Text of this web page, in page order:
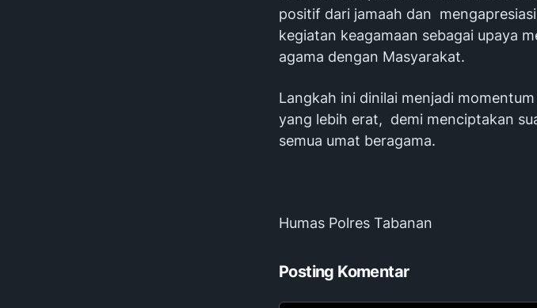
positif dari jamaah dan
kegiatan keagamaan sebagai upaya
agama dengan Masyarakat.
Langkah ini dinilai menjadi
yang lebih erat, demi menciptakan
semua umat beragama.
Humas Polres Tabanan
Posting Komentar